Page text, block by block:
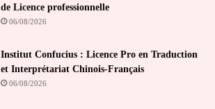
de Licence professionnelle
06/08/2026
Institut Confucius : Licence Pro en Traduction
et Interprétariat Chinois-Français
06/08/2026